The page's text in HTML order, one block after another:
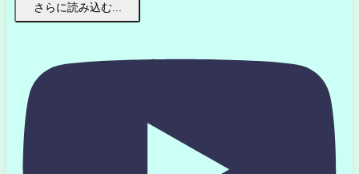
さらに読み込む...